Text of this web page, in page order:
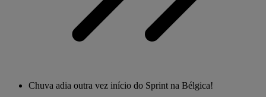
Chuva adia outra vez início do Sprint na Bélgica!